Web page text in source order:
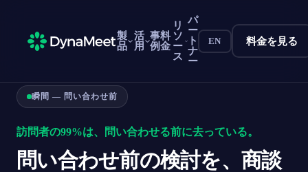
製
品
活
用
事
例
料
金
リ
ソ
ー
ス
パ
ー
ト
ナ
ー
EN 料金を見る
瞬間 — 問い合わせ前
訪問者の99%は、問い合わせる前に去っている。
問い合わせ前の検討を、商談